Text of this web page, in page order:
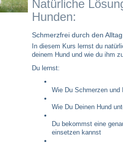
Natürliche
Hunden:
Schmerzfrei durch den Alltag
In diesem Kurs lernst du
deinem Hund und wie du ihm
Du lernst:
Wie Du Schmerzen und
Wie Du Deinen Hund
Du bekommst eine
einsetzen kannst